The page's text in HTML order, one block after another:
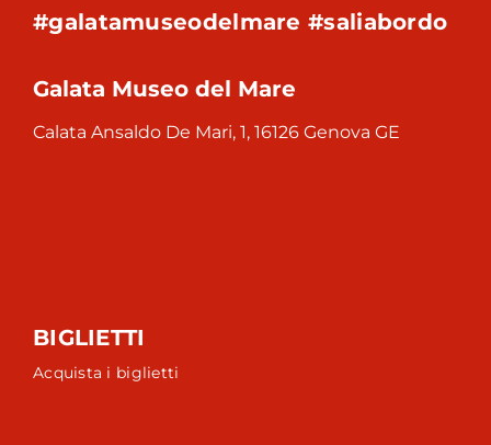
#galatamuseodelmare #saliabordo
Galata Museo del Mare
Calata Ansaldo De Mari, 1, 16126 Genova GE
BIGLIETTI
Acquista i biglietti